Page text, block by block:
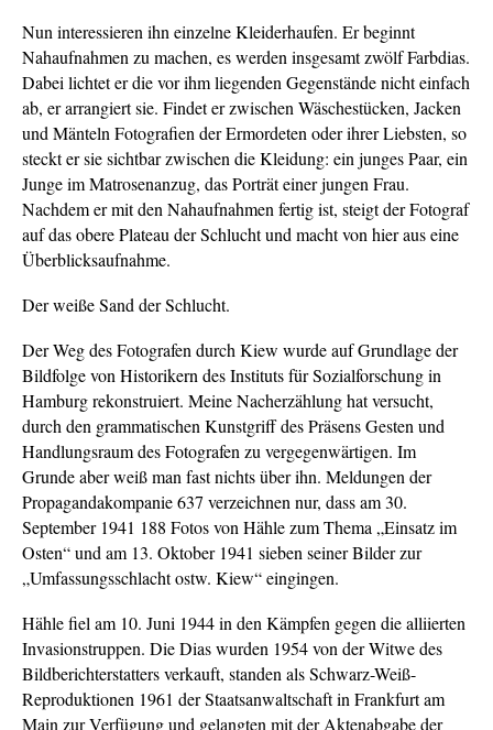
Nun interessieren ihn einzelne Kleiderhaufen. Er beginnt
Nahaufnahmen zu machen, es werden insgesamt zwölf Farbdias.
Dabei lichtet er die vor ihm liegenden Gegenstände nicht einfach
ab, er arrangiert sie. Findet er zwischen Wäschestücken, Jacken
und Mänteln Fotografien der Ermordeten oder ihrer Liebsten, so
steckt er sie sichtbar zwischen die Kleidung: ein junges Paar, ein
Junge im Matrosenanzug, das Porträt einer jungen Frau.
Nachdem er mit den Nahaufnahmen fertig ist, steigt der Fotograf
auf das obere Plateau der Schlucht und macht von hier aus eine
Überblicksaufnahme.
Der weiße Sand der Schlucht.
Der Weg des Fotografen durch Kiew wurde auf Grundlage der
Bildfolge von Historikern des Instituts für Sozialforschung in
Hamburg rekonstruiert. Meine Nacherzählung hat versucht,
durch den grammatischen Kunstgriff des Präsens Gesten und
Handlungsraum des Fotografen zu vergegenwärtigen. Im
Grunde aber weiß man fast nichts über ihn. Meldungen der
Propagandakompanie 637 verzeichnen nur, dass am 30.
September 1941 188 Fotos von Hähle zum Thema „Einsatz im
Osten“ und am 13. Oktober 1941 sieben seiner Bilder zur
„Umfassungsschlacht ostw. Kiew“ eingingen.
Hähle fiel am 10. Juni 1944 in den Kämpfen gegen die alliierten
Invasionstruppen. Die Dias wurden 1954 von der Witwe des
Bildberichterstatters verkauft, standen als Schwarz-Weiß-
Reproduktionen 1961 der Staatsanwaltschaft in Frankfurt am
Main zur Verfügung und gelangten mit der Aktenabgabe der